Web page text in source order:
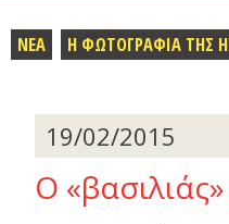
ΝΕΑ Η ΦΩΤΟΓΡΑΦΙΑ ΤΗΣ
19/02/2015
Ο